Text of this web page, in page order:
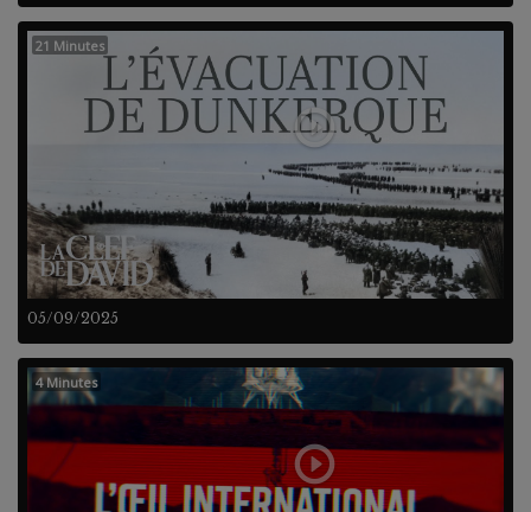
05/09/2025
21 Minutes
4 Minutes